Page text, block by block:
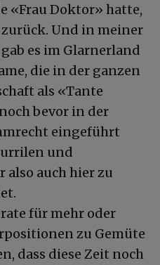
«Frau Doktor» hatte,
Und in meiner
es im Glarnerland
die in der ganzen
als «Tante
bevor in der
eingeführt
und
auch hier zu
für mehr oder
zu Gemüte
dass diese Zeit noch